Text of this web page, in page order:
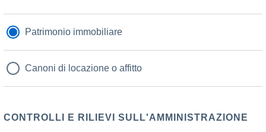
Patrimonio immobiliare
Canoni di locazione o affitto
CONTROLLI E RILIEVI SULL'AMMINISTRAZIONE